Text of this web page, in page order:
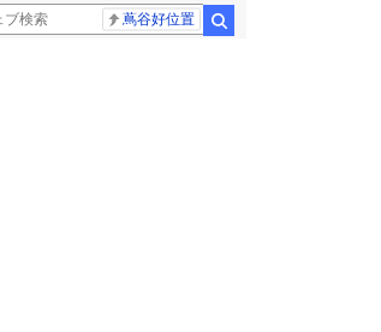
蔦谷好位置